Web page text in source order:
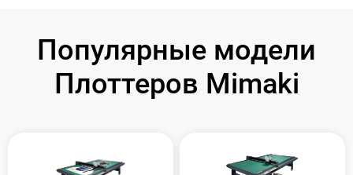
Популярные модели
Плоттеров Mimaki